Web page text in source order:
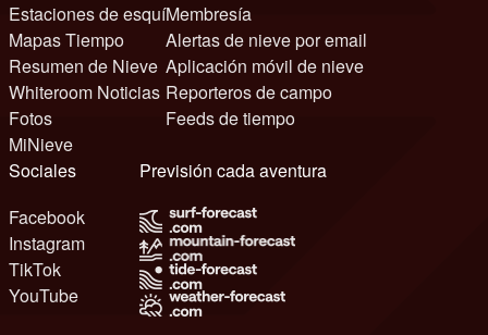
Estaciones de esquí
Mapas Tiempo
Resumen de Nieve
Whiteroom Noticias
Fotos
MiNieve
Membresía
Alertas de nieve por email
Aplicación móvil de nieve
Reporteros de campo
Feeds de tiempo
Sociales
Facebook
Instagram
TikTok
YouTube
Previsión cada aventura